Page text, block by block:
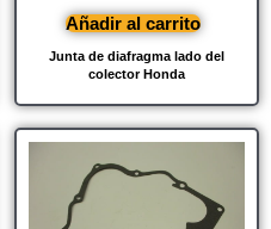
Junta de diafragma lado del
colector Honda
Añadir al carrito